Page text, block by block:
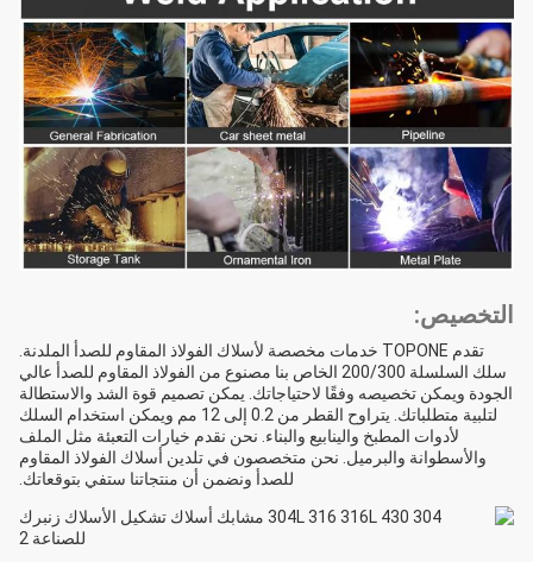
التخصيص:
تقدم TOPONE خدمات مخصصة لأسلاك الفولاذ المقاوم للصدأ الملدنة.
سلك السلسلة 200/300 الخاص بنا مصنوع من الفولاذ المقاوم للصدأ عالي
الجودة ويمكن تخصيصه وفقًا لاحتياجاتك. يمكن تصميم قوة الشد والاستطالة
لتلبية متطلباتك. يتراوح القطر من 0.2 إلى 12 مم ويمكن استخدام السلك
لأدوات المطبخ والينابيع والبناء. نحن نقدم خيارات التعبئة مثل الملف
والأسطوانة والبرميل. نحن متخصصون في تلدين أسلاك الفولاذ المقاوم
للصدأ ونضمن أن منتجاتنا ستفي بتوقعاتك.